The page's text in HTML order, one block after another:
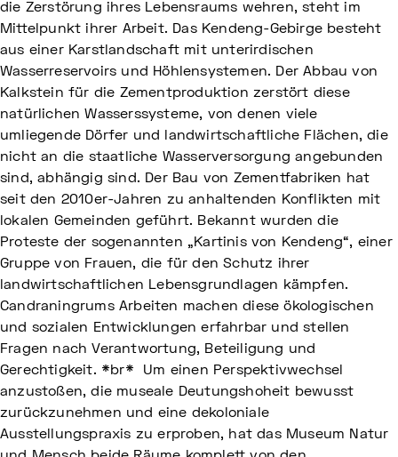
die Zerstörung ihres Lebensraums wehren, steht im
Mittelpunkt ihrer Arbeit. Das Kendeng-Gebirge besteht
aus einer Karstlandschaft mit unterirdischen
Wasserreservoirs und Höhlensystemen. Der Abbau von
Kalkstein für die Zementproduktion zerstört diese
natürlichen Wasserssysteme, von denen viele
umliegende Dörfer und landwirtschaftliche Flächen, die
nicht an die staatliche Wasserversorgung angebunden
sind, abhängig sind. Der Bau von Zementfabriken hat
seit den 2010er-Jahren zu anhaltenden Konflikten mit
lokalen Gemeinden geführt. Bekannt wurden die
Proteste der sogenannten „Kartinis von Kendeng“, einer
Gruppe von Frauen, die für den Schutz ihrer
landwirtschaftlichen Lebensgrundlagen kämpfen.
Candraningrums Arbeiten machen diese ökologischen
und sozialen Entwicklungen erfahrbar und stellen
Fragen nach Verantwortung, Beteiligung und
Gerechtigkeit. *br* Um einen Perspektivwechsel
anzustoßen, die museale Deutungshoheit bewusst
zurückzunehmen und eine dekoloniale
Ausstellungspraxis zu erproben, hat das Museum Natur